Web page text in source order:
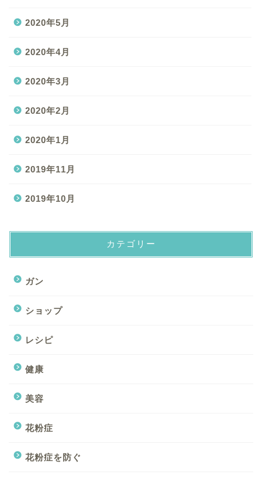
2020年5月
2020年4月
2020年3月
2020年2月
2020年1月
2019年11月
2019年10月
カテゴリー
ガン
ショップ
レシピ
健康
美容
花粉症
花粉症を防ぐ